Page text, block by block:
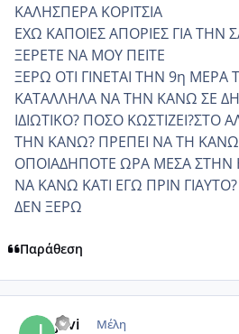
ΚΑΛΗΣΠΕΡΑ ΚΟΡΙΤΣΙΑ
ΕΧΩ ΚΑΠΟΙΕΣ ΑΠΟΡΙΕΣ ΓΙΑ ΤΗΝ
ΞΕΡΕΤΕ ΝΑ ΜΟΥ ΠΕΙΤΕ
ΞΕΡΩ ΟΤΙ ΓΙΝΕΤΑΙ ΤΗΝ 9η ΜΕΡΑ
ΚΑΤΑΛΛΗΛΑ ΝΑ ΤΗΝ ΚΑΝΩ ΣΕ
ΙΔΙΩΤΙΚΟ? ΠΟΣΟ
ΤΗΝ ΚΑΝΩ? ΠΡΕΠΕΙ ΝΑ ΤΗ
ΟΠΟΙΑΔΗΠΟΤΕ ΩΡΑ ΜΕΣΑ ΣΤΗΝ
ΝΑ ΚΑΝΩ ΚΑΤΙ ΕΓΩ ΠΡΙΝ
ΔΕΝ ΞΕΡΩ
Παράθεση
jovi Μέλη